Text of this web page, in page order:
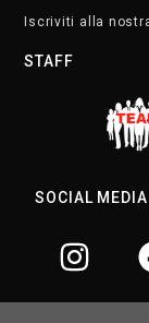
Iscriviti alla
STAFF
SOCIAL MEDIA